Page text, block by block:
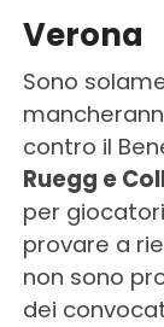
Verona
Sono
contro il
Ruegg e
per
provare a
non sono
dei